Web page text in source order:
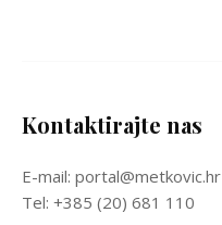
Kontaktirajte nas
E-mail: portal@metkovic.hr
Tel: +385 (20) 681 110